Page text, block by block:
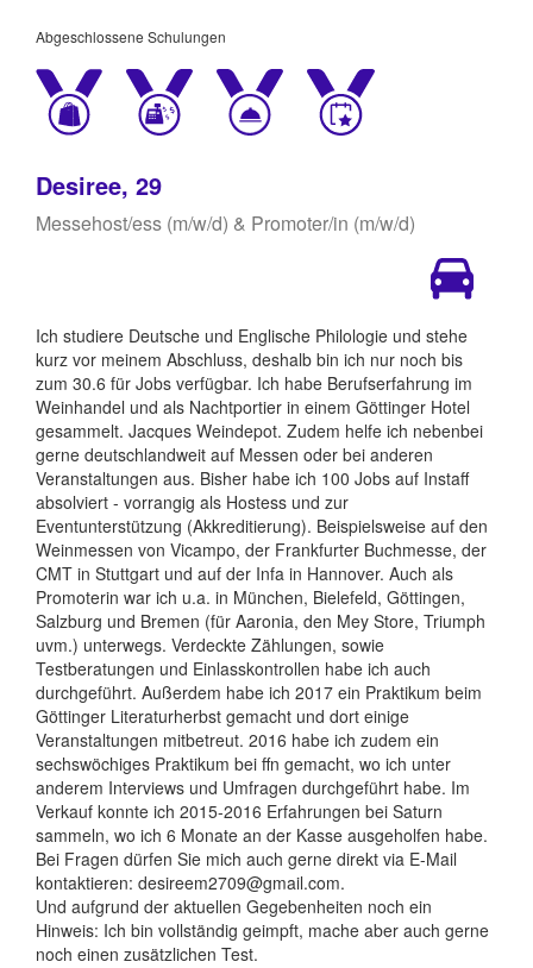
Abgeschlossene Schulungen
Desiree, 29
Messehost/ess (m/w/d) & Promoter/in (m/w/d)
Ich studiere Deutsche und Englische Philologie und stehe
kurz vor meinem Abschluss, deshalb bin ich nur noch bis
zum 30.6 für Jobs verfügbar. Ich habe Berufserfahrung im
Weinhandel und als Nachtportier in einem Göttinger Hotel
gesammelt. Jacques Weindepot. Zudem helfe ich nebenbei
gerne deutschlandweit auf Messen oder bei anderen
Veranstaltungen aus. Bisher habe ich 100 Jobs auf Instaff
absolviert - vorrangig als Hostess und zur
Eventunterstützung (Akkreditierung). Beispielsweise auf den
Weinmessen von Vicampo, der Frankfurter Buchmesse, der
CMT in Stuttgart und auf der Infa in Hannover. Auch als
Promoterin war ich u.a. in München, Bielefeld, Göttingen,
Salzburg und Bremen (für Aaronia, den Mey Store, Triumph
uvm.) unterwegs. Verdeckte Zählungen, sowie
Testberatungen und Einlasskontrollen habe ich auch
durchgeführt. Außerdem habe ich 2017 ein Praktikum beim
Göttinger Literaturherbst gemacht und dort einige
Veranstaltungen mitbetreut. 2016 habe ich zudem ein
sechswöchiges Praktikum bei ffn gemacht, wo ich unter
anderem Interviews und Umfragen durchgeführt habe. Im
Verkauf konnte ich 2015-2016 Erfahrungen bei Saturn
sammeln, wo ich 6 Monate an der Kasse ausgeholfen habe.
Bei Fragen dürfen Sie mich auch gerne direkt via E-Mail
kontaktieren: desireem2709@gmail.com.
Und aufgrund der aktuellen Gegebenheiten noch ein
Hinweis: Ich bin vollständig geimpft, mache aber auch gerne
noch einen zusätzlichen Test.